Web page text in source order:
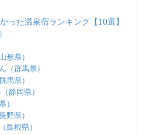
った温泉宿ランキング【10選】
形県）
（群馬県）
馬県）
静岡県）
）
野県）
島根県）